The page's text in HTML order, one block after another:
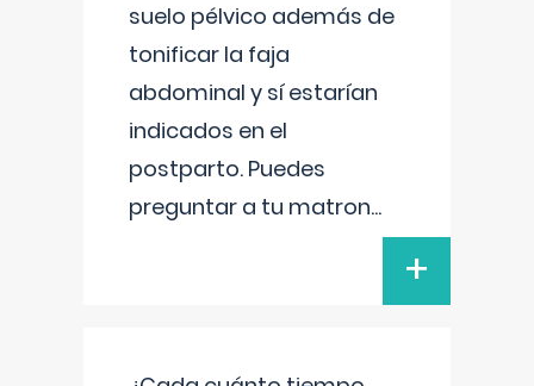
suelo pélvico además de
tonificar la faja
abdominal y sí estarían
indicados en el
postparto. Puedes
preguntar a tu matron...
+